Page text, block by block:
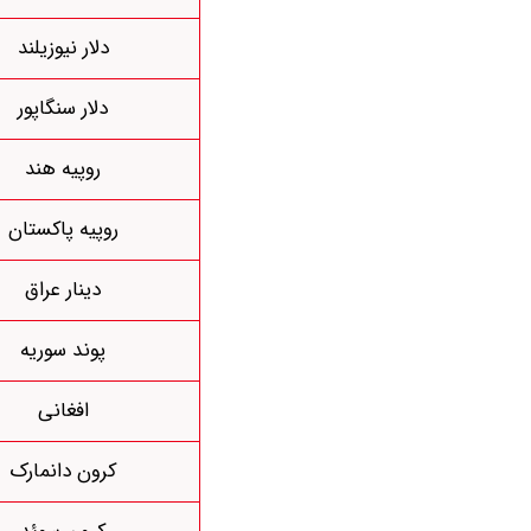
دلار نیوزیلند
دلار سنگاپور
روپیه هند
روپیه پاکستان
دینار عراق
پوند سوریه
افغانی
کرون دانمارک